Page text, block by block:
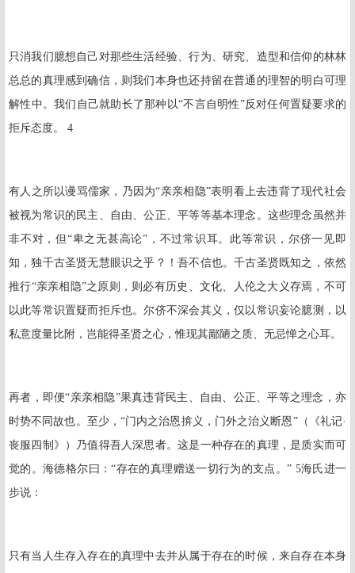
只消我们臆想自己对那些生活经验、行为、研究、造型和信仰的林林
总总的真理感到确信，则我们本身也还持留在普通的理智的明白可理
解性中。我们自己就助长了那种以“不言自明性”反对任何置疑要求的
拒斥态度。 4
有人之所以谩骂儒家，乃因为“亲亲相隐”表明看上去违背了现代社会
被视为常识的民主、自由、公正、平等等基本理念。这些理念虽然并
非不对，但“卑之无甚高论”，不过常识耳。此等常识，尔侪一见即
知，独千古圣贤无慧眼识之乎？！吾不信也。千古圣贤既知之，依然
推行“亲亲相隐”之原则，则必有历史、文化、人伦之大义存焉，不可
以此等常识置疑而拒斥也。尔侪不深会其义，仅以常识妄论臆测，以
私意度量比附，岂能得圣贤之心，惟现其鄙陋之质、无忌惮之心耳。
再者，即便“亲亲相隐”果真违背民主、自由、公正、平等之理念，亦
时势不同故也。至少，“门内之治恩揜义，门外之治义断恩”（《礼记·
丧服四制》）乃值得吾人深思者。这是一种存在的真理，是质实而可
觉的。海德格尔曰：“存在的真理赠送一切行为的支点。” 5海氏进一
步说：
只有当人生存入存在的真理中去并从属于存在的时候，来自存在本身